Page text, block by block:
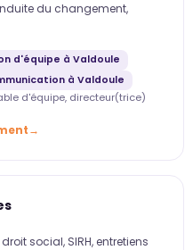
du changement,
d'équipe à Valdoule
à Valdoule
d'équipe, directeur(trice)
social, SIRH, entretiens